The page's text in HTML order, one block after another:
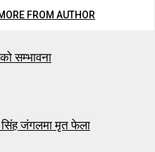
FROM AUTHOR
सम्भावना
सिंह जंगलमा मृत फेला